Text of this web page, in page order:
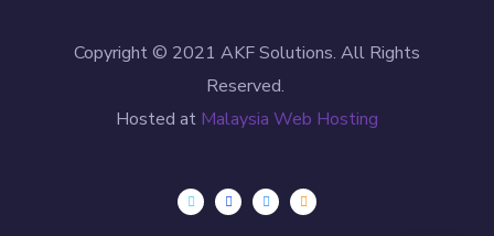
Copyright © 2021 AKF Solutions. All Rights
Reserved.
Hosted at Malaysia Web Hosting